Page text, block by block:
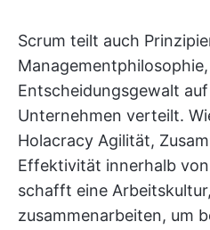
Scrum teilt auch
Entscheidungsgewalt
Unternehmen verteilt.
Holacracy Agilität,
Effektivität innerhalb
schafft eine
zusammenarbeiten, um